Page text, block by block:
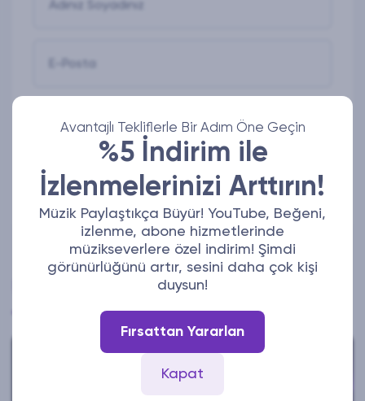
Avantajlı Tekliflerle Bir Adım Öne Geçin
%5 İndirim ile
İzlenmelerinizi Arttırın!
Müzik Paylaştıkça Büyür! YouTube, Beğeni,
izlenme, abone hizmetlerinde
müzikseverlere özel indirim! Şimdi
görünürlüğünü artır, sesini daha çok kişi
duysun!
Fırsattan Yararlan
Kapat
Adınız Soyadınız
Mesajınız
Gönder
Son Blog Yazıları